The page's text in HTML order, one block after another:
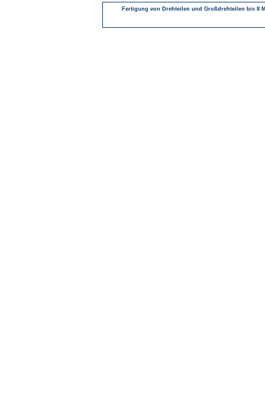
Fertigung von Drehteilen und Großdrehteilen bis 8